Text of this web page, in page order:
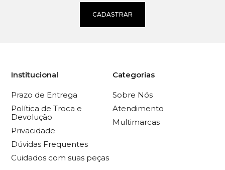
CADASTRAR
Institucional
Prazo de Entrega
Política de Troca e
Devolução
Privacidade
Dúvidas Frequentes
Cuidados com suas peças
Categorias
Sobre Nós
Atendimento
Multimarcas